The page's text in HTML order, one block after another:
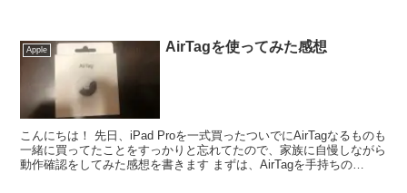
Apple AirTagを使ってみた感想
こんにちは！ 先日、iPad Proを一式買ったついでにAirTagなるものも
一緒に買ってたことをすっかりと忘れてたので、家族に自慢しながら
動作確認をしてみた感想を書きます まずは、AirTagを手持ちの